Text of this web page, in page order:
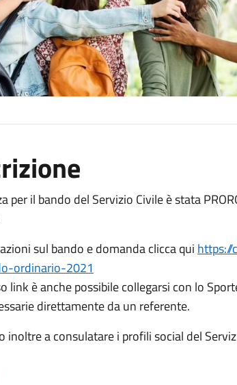
per il bando del Servizio Civile è stata
sul bando e domanda clicca qui
ordinario-2021
link è anche possibile collegarsi con lo
direttamente da un referente.
inoltre a consulatare i profili social del